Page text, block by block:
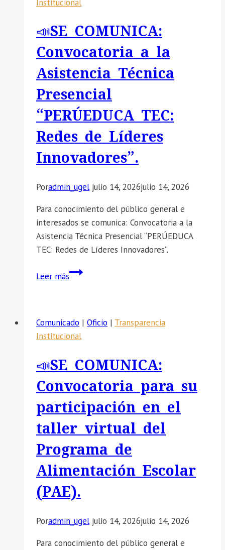
–
DE
REASIGNACIÓN
DOCENTE
2026
CUADRO
DE
MÉRITOS
Institucional
📣SE COMUNICA:
Convocatoria a la
Asistencia Técnica
Presencial
“PERÚEDUCA TEC:
Redes de Líderes
Innovadores”.
Poradmin_ugel julio 14, 2026julio 14, 2026
Para conocimiento del público general e
interesados se comunica: Convocatoria a la
Asistencia Técnica Presencial “PERÚEDUCA
TEC: Redes de Líderes Innovadores”.
Leer más📣
a
la
Técnica
Presencial
“PERÚEDUCA
TEC:
de
Líderes
Comunicado | Oficio | Transparencia
Institucional
📣SE COMUNICA:
Convocatoria para su
participación en el
taller virtual del
Programa de
Alimentación Escolar
(PAE).
Poradmin_ugel julio 14, 2026julio 14, 2026
Para conocimiento del público general e